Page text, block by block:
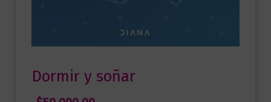
Dormir y soñar